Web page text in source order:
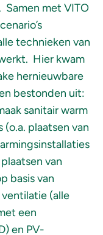
met VITO
technieken van
Hier kwam
hernieuwbare
bestonden uit:
sanitair warm
plaatsen van
van
basis van
(alle
een
en PV-